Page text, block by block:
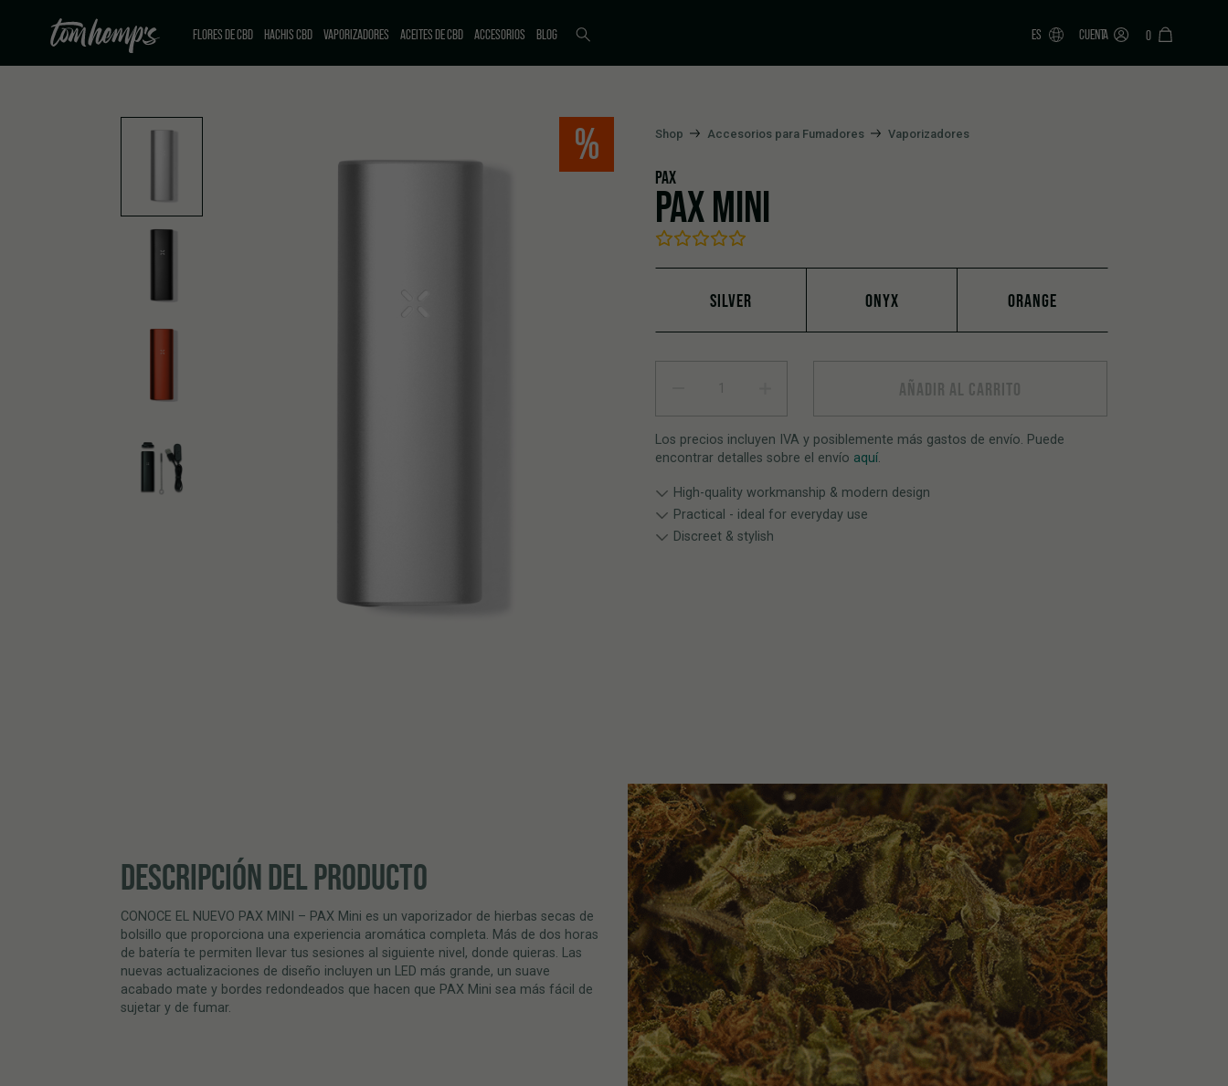
FLORES DE CBD
HACHIS CBD VAPORIZADORES ACEITES DE CBD ACCESORIOS BLOG ES CUENTA 0
% Shop Accesorios para Fumadores Vaporizadores
PAX
PAX MINI
SILVER ONYX ORANGE
AÑADIR AL CARRITO
Los precios incluyen IVA y posiblemente más gastos de envío. Puede
encontrar detalles sobre el envío aquí.
High-quality workmanship & modern design
Practical - ideal for everyday use
Discreet & stylish
DESCRIPCIÓN DEL PRODUCTO
CONOCE EL NUEVO PAX MINI – PAX Mini es un vaporizador de hierbas secas de
bolsillo que proporciona una experiencia aromática completa. Más de dos horas
de batería te permiten llevar tus sesiones al siguiente nivel, donde quieras. Las
nuevas actualizaciones de diseño incluyen un LED más grande, un suave
acabado mate y bordes redondeados que hacen que PAX Mini sea más fácil de
sujetar y de fumar.